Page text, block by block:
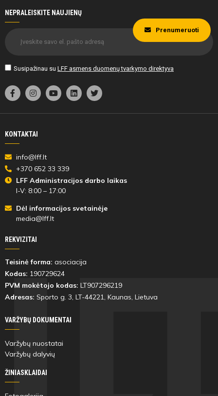
NEPRALEISKITE NAUJIENŲ
Susipažinau su LFF asmens duomenų tvarkymo direktyva
Prenumeruoti
KONTAKTAI
info@lff.lt
+370 652 33 339
LFF Administracijos darbo laikas
I-V: 8:00 – 17:00
Dėl informacijos svetainėje
media@lff.lt
REKVIZITAI
Teisinė forma: asociacija
Kodas: 190729624
PVM mokėtojo kodas: LT907296219
Adresas: Sporto g. 3, LT-44221, Kaunas, Lietuva
VARŽYBŲ DOKUMENTAI
Varžybų nuostatai
Varžybų dalyvių
ŽINIASKLAIDAI